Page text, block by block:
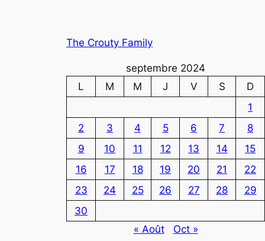
The Crouty Family
septembre 2024
L
M M J V S
D
1
2
3 4 5 6 7
8
9
10 11 12 13 14
15
16
17 18 19 20 21
22
23
24 25 26 27 28
29
30
« Août
Oct »